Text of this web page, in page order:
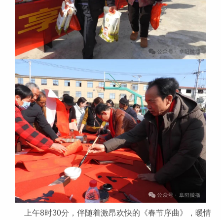
上午8时30分，伴随着激昂欢快的《春节序曲》，暖情